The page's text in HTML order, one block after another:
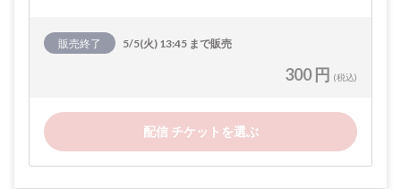
販売終了 5/5(火) 13:45 まで販売
300 円 (税込)
配信 チケットを選ぶ